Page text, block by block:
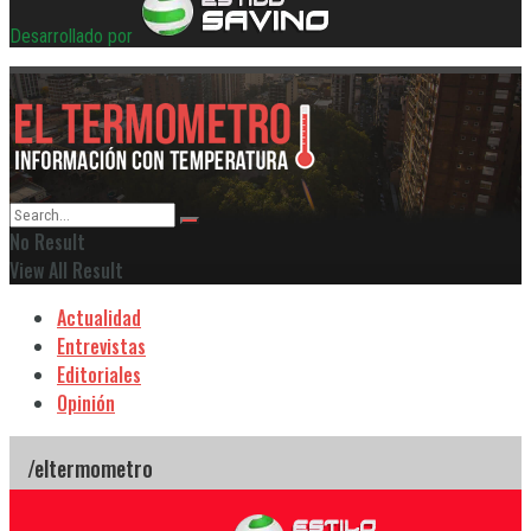
Desarrollado por
No Result
View All Result
Actualidad
Entrevistas
Editoriales
Opinión